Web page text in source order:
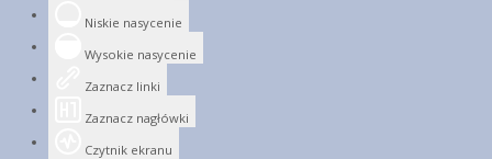
Niskie nasycenie
Wysokie nasycenie
Zaznacz linki
Zaznacz nagłówki
Czytnik ekranu